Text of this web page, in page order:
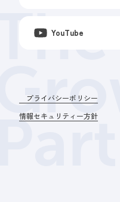
プライバシーポリシー
情報セキュリティー方針
YouTube